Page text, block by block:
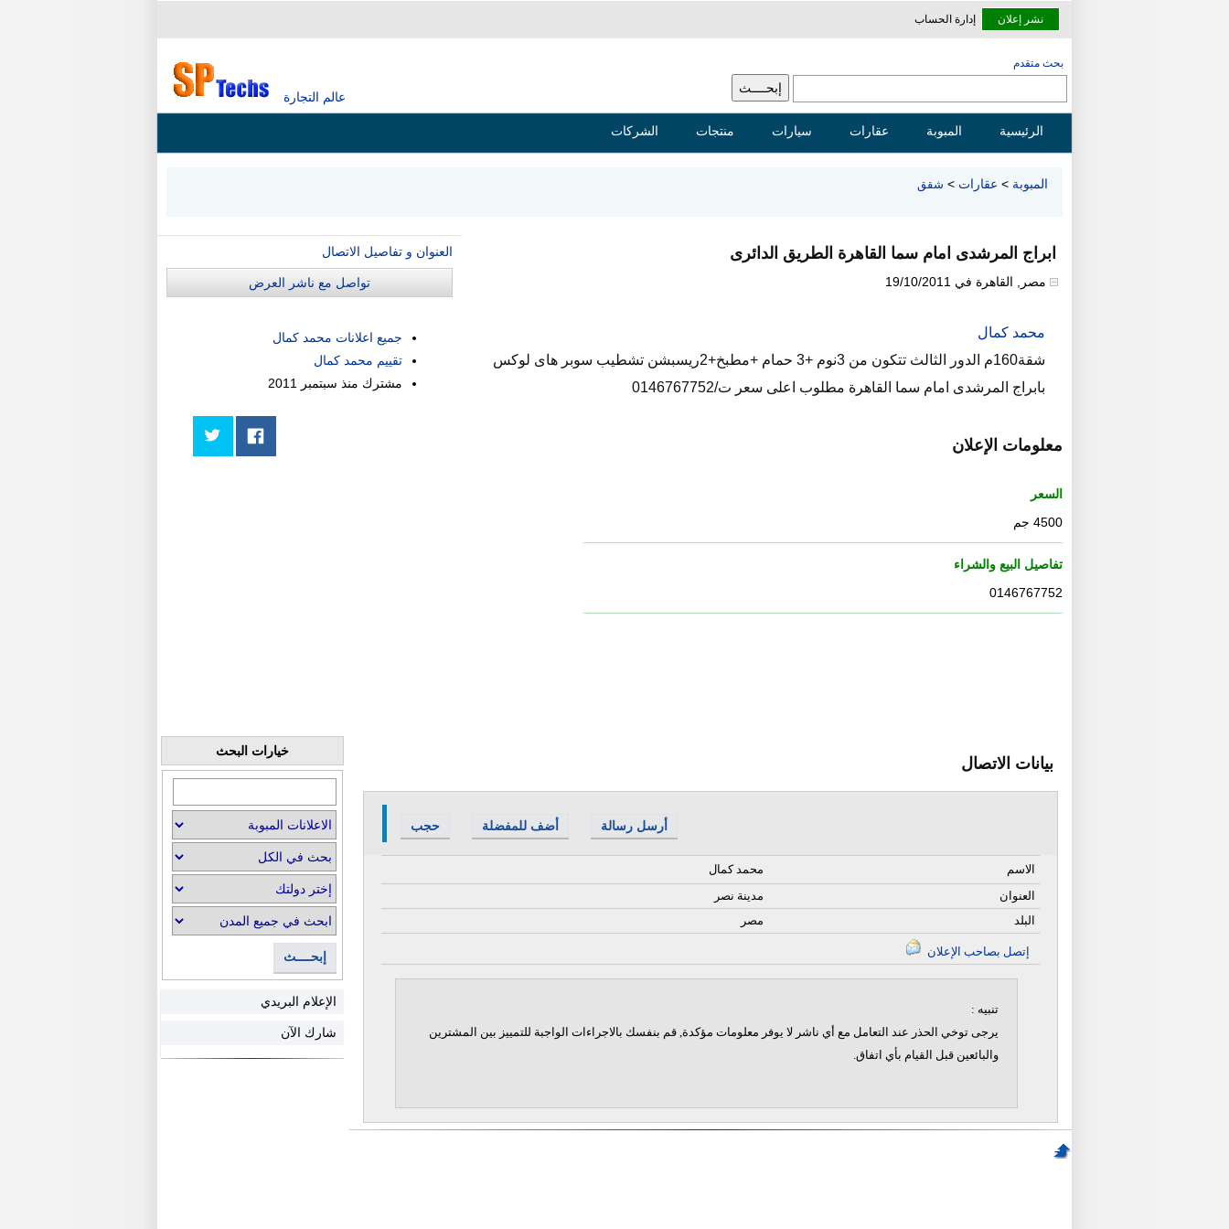
نشر إعلان إدارة الحساب
عالم التجارة
بحث متقدم
الرئيسية المبوبة عقارات سيارات منتجات الشركات
المبوبة > عقارات > شقق
ابراج المرشدى امام سما القاهرة الطريق الدائرى
مصر القاهرة في 19/10/2011
محمد كمال
شقة160م الدور الثالث تتكون من 3نوم +3 حمام +مطبخ+2ريسبشن تشطيب سوبر هاى لوكس
بابراج المرشدى امام سما القاهرة مطلوب اعلى سعر ت/0146767752
معلومات الإعلان
السعر
4500 جم
تفاصيل البيع والشراء
0146767752
العنوان و تفاصيل الاتصال
تواصل مع ناشر العرض
جميع اعلانات محمد كمال
تقييم محمد كمال
مشترك منذ سبتمبر 2011
بيانات الاتصال
حجب أضف للمفضلة أرسل رسالة
محمد كمال
الاسم
مدينة نصر
العنوان
مصر
البلد
تنبيه :
يرجى توخي الحذر عند التعامل مع أي ناشر لا يوفر معلومات مؤكدة, قم بنفسك بالاجراءات الواجبة للتمييز بين المشترين
والبائعين قبل القيام بأي اتفاق.
خيارات البحث
إبحــــث
الإعلام البريدي
شارك الآن